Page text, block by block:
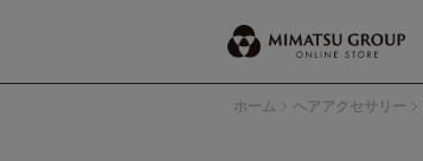
ホーム ヘアアクセサリー